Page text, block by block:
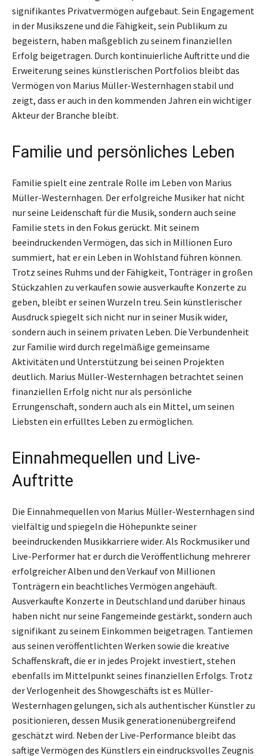
signifikantes Privatvermögen aufgebaut. Sein Engagement
in der Musikszene und die Fähigkeit, sein Publikum zu
begeistern, haben maßgeblich zu seinem finanziellen
Erfolg beigetragen. Durch kontinuierliche Auftritte und die
Erweiterung seines künstlerischen Portfolios bleibt das
Vermögen von Marius Müller-Westernhagen stabil und
zeigt, dass er auch in den kommenden Jahren ein wichtiger
Akteur der Branche bleibt.
Familie und persönliches Leben
Familie spielt eine zentrale Rolle im Leben von Marius
Müller-Westernhagen. Der erfolgreiche Musiker hat nicht
nur seine Leidenschaft für die Musik, sondern auch seine
Familie stets in den Fokus gerückt. Mit seinem
beeindruckenden Vermögen, das sich in Millionen Euro
summiert, hat er ein Leben in Wohlstand führen können.
Trotz seines Ruhms und der Fähigkeit, Tonträger in großen
Stückzahlen zu verkaufen sowie ausverkaufte Konzerte zu
geben, bleibt er seinen Wurzeln treu. Sein künstlerischer
Ausdruck spiegelt sich nicht nur in seiner Musik wider,
sondern auch in seinem privaten Leben. Die Verbundenheit
zur Familie wird durch regelmäßige gemeinsame
Aktivitäten und Unterstützung bei seinen Projekten
deutlich. Marius Müller-Westernhagen betrachtet seinen
finanziellen Erfolg nicht nur als persönliche
Errungenschaft, sondern auch als ein Mittel, um seinen
Liebsten ein erfülltes Leben zu ermöglichen.
Einnahmequellen und Live-
Auftritte
Die Einnahmequellen von Marius Müller-Westernhagen sind
vielfältig und spiegeln die Höhepunkte seiner
beeindruckenden Musikkarriere wider. Als Rockmusiker und
Live-Performer hat er durch die Veröffentlichung mehrerer
erfolgreicher Alben und den Verkauf von Millionen
Tonträgern ein beachtliches Vermögen angehäuft.
Ausverkaufte Konzerte in Deutschland und darüber hinaus
haben nicht nur seine Fangemeinde gestärkt, sondern auch
signifikant zu seinem Einkommen beigetragen. Tantiemen
aus seinen veröffentlichten Werken sowie die kreative
Schaffenskraft, die er in jedes Projekt investiert, stehen
ebenfalls im Mittelpunkt seines finanziellen Erfolgs. Trotz
der Verlogenheit des Showgeschäfts ist es Müller-
Westernhagen gelungen, sich als authentischer Künstler zu
positionieren, dessen Musik generationenübergreifend
geschätzt wird. Neben der Live-Performance bleibt das
saftige Vermögen des Künstlers ein eindrucksvolles Zeugnis